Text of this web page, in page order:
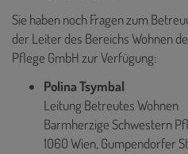
Sie haben noch Fragen zum
der Leiter des Bereichs Wohnen
Pflege GmbH zur Verfügung:
Polina Tsymbal
Leitung Betreutes Wohnen
Barmherzige Schwestern
1060 Wien, Gumpendorfer